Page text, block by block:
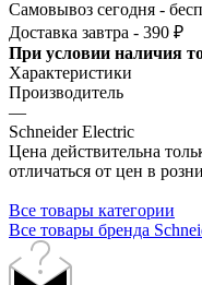
Самовывоз сегодня -
Доставка завтра - 390 ₽
При условии наличия
Характеристики
Производитель
—
Schneider Electric
Цена действительна
отличаться от цен в
Все товары категории
Все товары бренда